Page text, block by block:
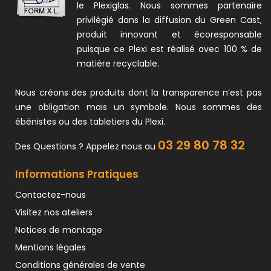
le Plexiglas. Nous sommes partenaire
privilégié dans la diffusion du Green Cast,
produit innovant et écoresponsable
puisque ce Plexi est réalisé avec 100 % de
matière recyclable.
Nous créons des produits dont la transparence n’est pas
une obligation mais un symbole. Nous sommes des
ébénistes ou des tabletiers du Plexi.
Des Questions ? Appelez nous au 03 29 80 78 32
Informations Pratiques
Contactez-nous
Visitez nos ateliers
Notices de montage
Mentions légales
Conditions générales de vente